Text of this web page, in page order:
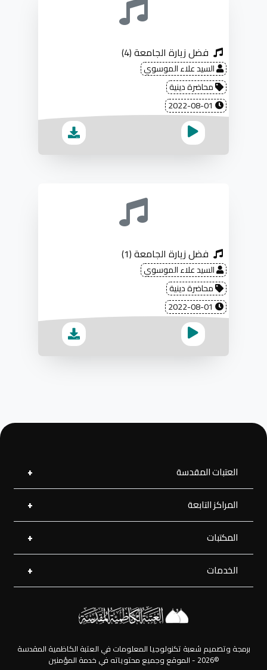
فضل زيارة الجامعة (4)
السيد علاء الموسوي
محاضرة دينية
فضل زيارة الجامعة (1)
السيد علاء الموسوي
محاضرة دينية
العتبات المقدسة
العتبة العلوية المقدسة
العتبة الحسينية المقدسة
العتبة الرضوية المقدسة
العتبة العسكرية المقدسة
العتبة العباسية المقدسة
المراكز التابعة
مركز القرآن الكريم
مركز إحياء التراث
مركز جود الجوادين لللإغاثة
المكتبات
المكتبة الإلكترونية
المكتبة الصوتية
المكتبة الفديوية
المكتبة الصورية
الخدمات
الرحلات
برمجة وتصميم شعبة تكنولوجيا المعلومات في العتبة الكاظمية المقدسة
©2026 - الموقع وجميع محتوياته في خدمة المؤمنين